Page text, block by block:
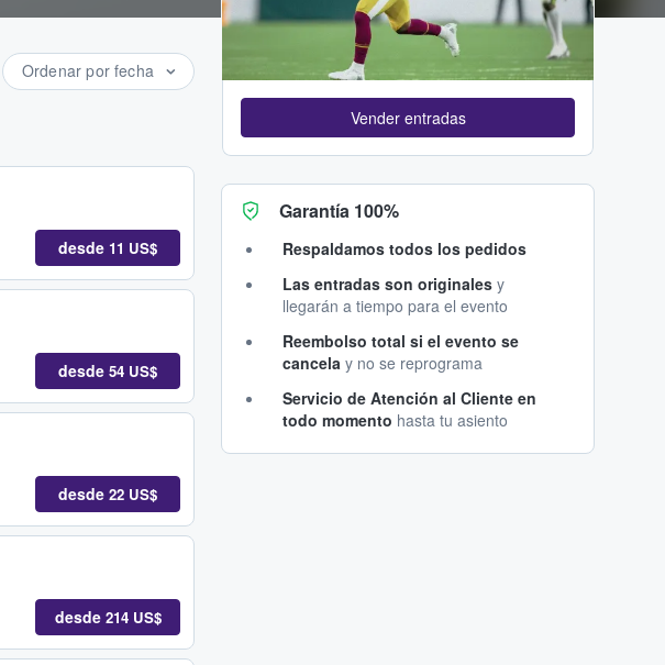
Ordenar por fecha
desde 11 US$
desde 54 US$
desde 22 US$
desde 214 US$
Vender entradas
Garantía 100%
Respaldamos todos los pedidos
Las entradas son originales y
llegarán a tiempo para el evento
Reembolso total si el evento se
cancela y no se reprograma
Servicio de Atención al Cliente en
todo momento hasta tu asiento